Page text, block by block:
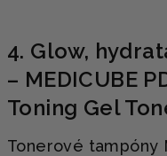
4. Glow,
– MEDICUBE
Toning Gel
Tonerové tampóny